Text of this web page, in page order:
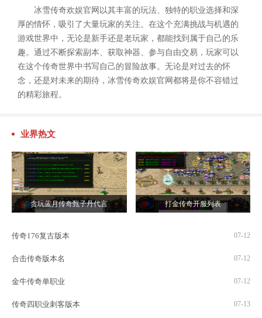
冰雪传奇欢娱官网以其丰富的玩法、独特的职业选择和深
厚的情怀，吸引了大量玩家的关注。在这个充满挑战与机遇的
游戏世界中，无论是新手还是老玩家，都能找到属于自己的乐
趣。通过不断探索副本、获取神器、参与自由交易，玩家可以
在这个传奇世界中书写自己的冒险故事。无论是对过去的怀
念，还是对未来的期待，冰雪传奇欢娱官网都将是你不容错过
的精彩旅程。
业界热文
贪玩蓝月传奇甄子丹代言 打金传奇开服列表
传奇176复古版本 07-12
合击传奇版本名 07-12
金牛传奇单职业 07-12
传奇四职业刺客版本 07-13